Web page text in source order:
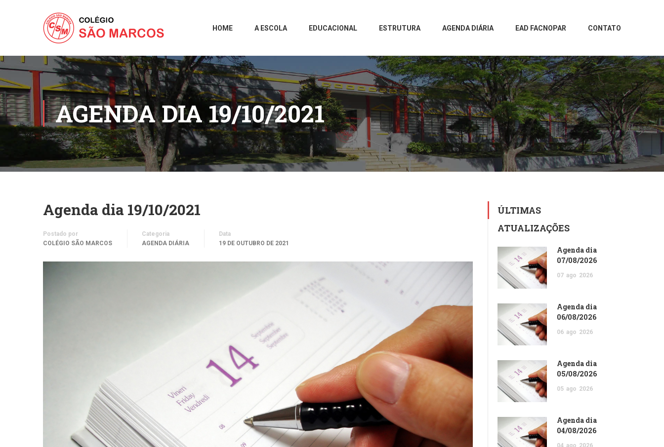
HOME A ESCOLA EDUCACIONAL ESTRUTURA AGENDA DIÁRIA EAD FACNOPAR CONTATO
AGENDA DIA 19/10/2021
Agenda dia 19/10/2021
Postado por
COLÉGIO SÃO MARCOS
Categoria
AGENDA DIÁRIA
Data
19 DE OUTUBRO DE 2021
ÚLTIMAS
ATUALIZAÇÕES
Agenda dia
07/08/2026
07 ago 2026
Agenda dia
06/08/2026
06 ago 2026
Agenda dia
05/08/2026
05 ago 2026
Agenda dia
04/08/2026
04 ago 2026